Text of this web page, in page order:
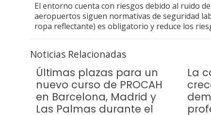
El entorno cuenta con riesgos debido al ruido
aeropuertos siguen normativas de seguridad
ropa reflectante) es obligatorio y reduce los
Noticias Relacionadas
Últimas plazas para un
nuevo curso de PROCAH
en Barcelona, Madrid y
Las Palmas durante el
La